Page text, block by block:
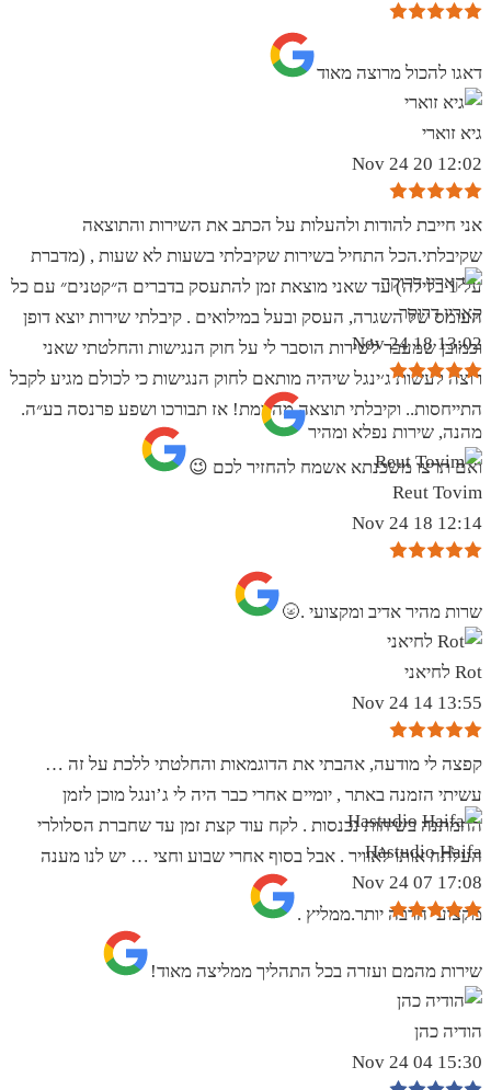
‏דאגו להכול מרוצה מאוד
גיא זוארי
12:02 20 Nov 24
אני חייבת להודות ולהעלות על הכתב את השירות והתוצאה
שקיבלתי.הכל התחיל בשירות שקיבלתי בשעות לא שעות , (מדברת
על 1 בלילה) עד שאני מוצאת זמן להתעסק בדברים ה״קטנים״ עם כל
העומס של השגרה, העסק ובעל במילואים . קיבלתי שירות יוצא דופן
וכמובן שמעבר לשירות הוסבר לי על חוק הנגישות והחלטתי שאני
רוצה לעשות ג׳ינגל שיהיה מותאם לחוק הנגישות כי לכולם מגיע לקבל
התייחסות.. וקיבלתי תוצאה מהממת! אז תבורכו ושפע פרנסה בע״ה.
ואם תרצו משכנתא אשמח להחזיר לכם 😉
קארין דרוקר
13:02 18 Nov 24
מהנה, שירות נפלא ומהיר
Reut Tovim
12:14 18 Nov 24
שרות מהיר אדיב ומקצועי .🌝
Rot לחיאני
13:55 14 Nov 24
קפצה לי מודעה, אהבתי את הדוגמאות והחלטתי ללכת על זה …
עשיתי הזמנה באתר , יומיים אחרי כבר היה לי ג’ונגל מוכן לזמן
ההמתנה בשיחות נכנסות . לקח עוד קצת זמן עד שחברת הסלולרי
העלתה אותו לאוויר . אבל בסוף אחרי שבוע וחצי … יש לנו מענה
מקצועי הרבה יותר.ממליץ .
Hastudio Haifa
17:08 07 Nov 24
שירות מהמם ועזרה בכל התהליך ממליצה מאוד!
הודיה כהן
15:30 04 Nov 24